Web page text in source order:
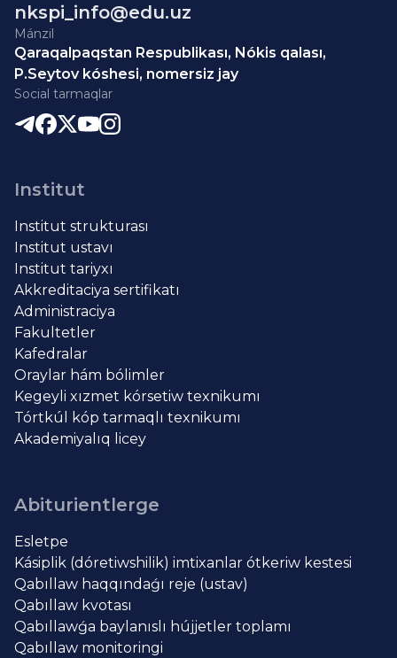
nkspi_info@edu.uz
Mánzil
Qaraqalpaqstan Respublikası, Nókis qalası,
P.Seytov kóshesi, nomersiz jay
Social tarmaqlar
Institut
Institut strukturası
Institut ustavı
Institut tariyxı
Akkreditaciya sertifikatı
Administraciya
Fakultetler
Kafedralar
Oraylar hám bólimler
Kegeyli xızmet kórsetiw texnikumı
Tórtkúl kóp tarmaqlı texnikumı
Akademiyalıq licey
Abiturientlerge
Esletpe
Kásiplik (dóretiwshilik) imtixanlar ótkeriw kestesi
Qabıllaw haqqındaǵı reje (ustav)
Qabıllaw kvotası
Qabıllawǵa baylanıslı hújjetler toplamı
Qabıllaw monitoringi